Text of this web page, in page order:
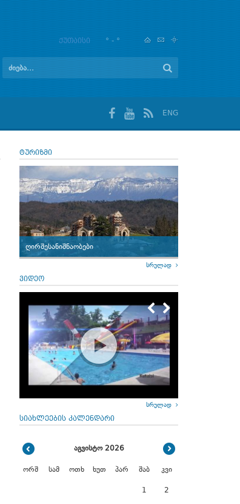
ქუთაისი ° - °
ENG
ტურიზმი
ღირშესანიშნაობები
სრულად
ვიდეო
სრულად
სიახლეების კალენდარი
აგვისტო 2026
ორშ სამ ოთხ ხუთ პარ შაბ კვი
1 2